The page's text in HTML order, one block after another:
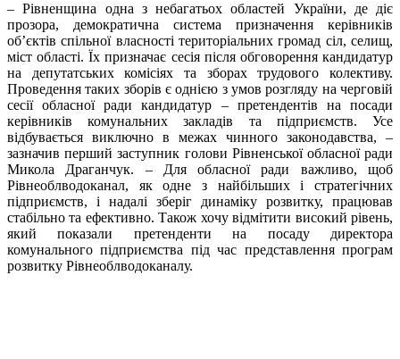
– Рівненщина одна з небагатьох областей України, де діє
прозора, демократична система призначення керівників
об’єктів спільної власності територіальних громад сіл, селищ,
міст області. Їх призначає сесія після обговорення кандидатур
на депутатських комісіях та зборах трудового колективу.
Проведення таких зборів є однією з умов розгляду на черговій
сесії обласної ради кандидатур – претендентів на посади
керівників комунальних закладів та підприємств. Усе
відбувається виключно в межах чинного законодавства, –
зазначив перший заступник голови Рівненської обласної ради
Микола Драганчук. – Для обласної ради важливо, щоб
Рівнеоблводоканал, як одне з найбільших і стратегічних
підприємств, і надалі зберіг динаміку розвитку, працював
стабільно та ефективно. Також хочу відмітити високий рівень,
який показали претенденти на посаду директора
комунального підприємства під час представлення програм
розвитку Рівнеоблводоканалу.